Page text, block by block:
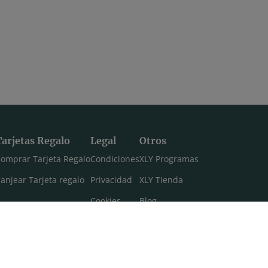
Regalo
Tarjeta Regalo
Tarjeta regalo
Legal
Condiciones
Privacidad
Cookies
Otros
XLY Programas
XLY Tienda
Blog